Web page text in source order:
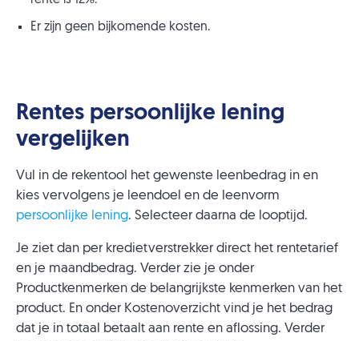
Er zijn geen bijkomende kosten.
Rentes persoonlijke lening
vergelijken
Vul in de rekentool het gewenste leenbedrag in en
kies vervolgens je leendoel en de leenvorm
persoonlijke lening. Selecteer daarna de looptijd.
Je ziet dan per kredietverstrekker direct het rentetarief
en je maandbedrag. Verder zie je onder
Productkenmerken de belangrijkste kenmerken van het
product. En onder Kostenoverzicht vind je het bedrag
dat je in totaal betaalt aan rente en aflossing. Verder